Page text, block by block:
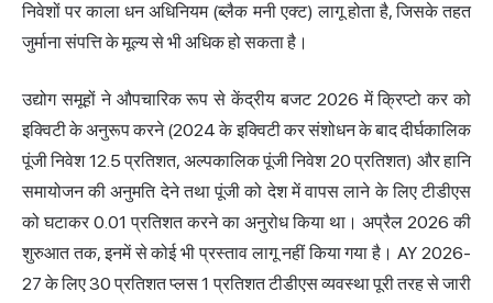
निवेशों पर काला धन अधिनियम (ब्लैक मनी एक्ट) लागू होता है, जिसके तहत
जुर्माना संपत्ति के मूल्य से भी अधिक हो सकता है।
उद्योग समूहों ने औपचारिक रूप से केंद्रीय बजट 2026 में क्रिप्टो कर को
इक्विटी के अनुरूप करने (2024 के इक्विटी कर संशोधन के बाद दीर्घकालिक
पूंजी निवेश 12.5 प्रतिशत, अल्पकालिक पूंजी निवेश 20 प्रतिशत) और हानि
समायोजन की अनुमति देने तथा पूंजी को देश में वापस लाने के लिए टीडीएस
को घटाकर 0.01 प्रतिशत करने का अनुरोध किया था। अप्रैल 2026 की
शुरुआत तक, इनमें से कोई भी प्रस्ताव लागू नहीं किया गया है। AY 2026-
27 के लिए 30 प्रतिशत प्लस 1 प्रतिशत टीडीएस व्यवस्था पूरी तरह से जारी